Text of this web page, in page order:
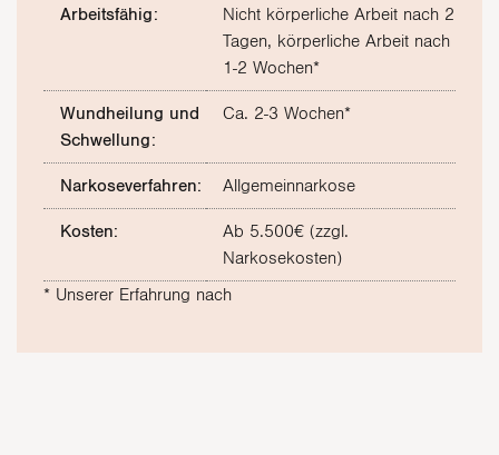
Arbeitsfähig:
Nicht körperliche Arbeit nach 2
Tagen, körperliche Arbeit nach
1-2 Wochen*
Wundheilung und
Schwellung:
Ca. 2-3 Wochen*
Narkoseverfahren: Allgemeinnarkose
Kosten:
Ab 5.500€ (zzgl.
Narkosekosten)
* Unserer Erfahrung nach